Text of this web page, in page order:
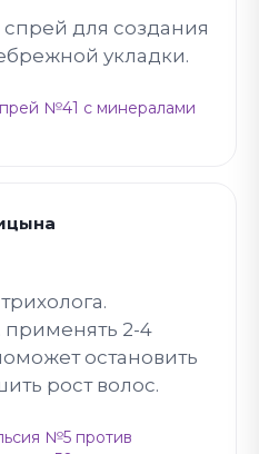
для создания
укладки.
№41 с минералами
применять 2-4
остановить
рост волос.
№5 против